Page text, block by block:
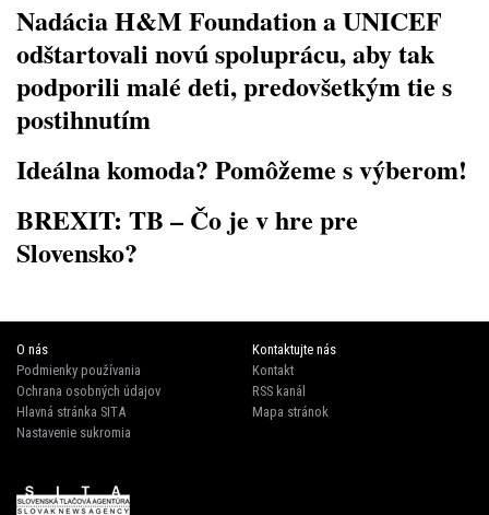
Nadácia H&M Foundation a UNICEF
odštartovali novú spoluprácu, aby tak
podporili malé deti, predovšetkým tie s
postihnutím
Ideálna komoda? Pomôžeme s výberom!
BREXIT: TB – Čo je v hre pre
Slovensko?
O nás
Podmienky používania
Ochrana osobných údajov
Hlavná stránka SITA
Nastavenie sukromia
Kontaktujte nás
Kontakt
RSS kanál
Mapa stránok